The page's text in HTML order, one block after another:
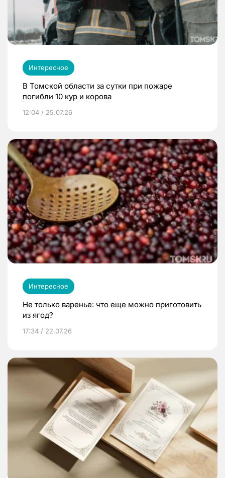
Интересное
В Томской области за сутки при пожаре
погибли 10 кур и корова
12:04 / 25.07.26
Интересное
Не только варенье: что еще можно приготовить
из ягод?
17:34 / 22.07.26